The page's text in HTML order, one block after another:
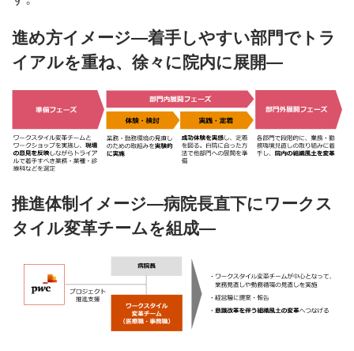
進め方イメージ―着手しやすい部門でトラ
イアルを重ね、徐々に院内に展開―
推進体制イメージ―病院長直下にワークス
タイル変革チームを組成―